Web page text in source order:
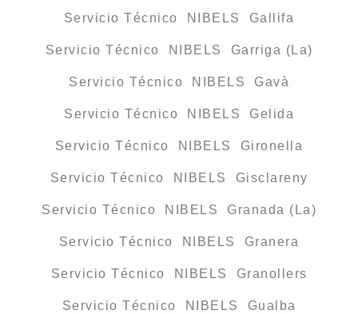
Servicio Técnico NIBELS Gallifa
Servicio Técnico NIBELS Garriga (La)
Servicio Técnico NIBELS Gavà
Servicio Técnico NIBELS Gelida
Servicio Técnico NIBELS Gironella
Servicio Técnico NIBELS Gisclareny
Servicio Técnico NIBELS Granada (La)
Servicio Técnico NIBELS Granera
Servicio Técnico NIBELS Granollers
Servicio Técnico NIBELS Gualba